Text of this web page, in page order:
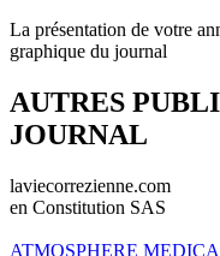
La présentation de votre
graphique du journal
AUTRES
JOURNAL
laviecorrezienne.com
en Constitution SAS
ATMOSPHERE